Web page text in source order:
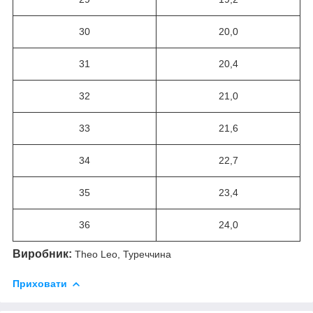
30 20,0
31 20,4
32 21,0
33 21,6
34 22,7
35 23,4
36 24,0
Виробник: Theo Leo, Туреччина
Приховати